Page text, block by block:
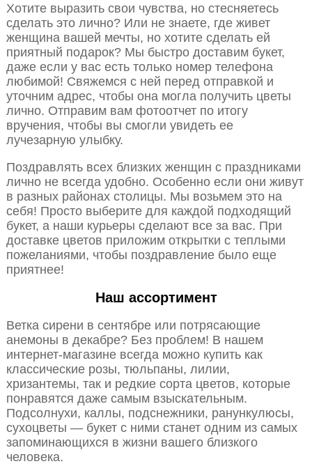
Хотите выразить свои чувства, но стесняетесь
сделать это лично? Или не знаете, где живет
женщина вашей мечты, но хотите сделать ей
приятный подарок? Мы быстро доставим букет,
даже если у вас есть только номер телефона
любимой! Свяжемся с ней перед отправкой и
уточним адрес, чтобы она могла получить цветы
лично. Отправим вам фотоотчет по итогу
вручения, чтобы вы смогли увидеть ее
лучезарную улыбку.
Поздравлять всех близких женщин с праздниками
лично не всегда удобно. Особенно если они живут
в разных районах столицы. Мы возьмем это на
себя! Просто выберите для каждой подходящий
букет, а наши курьеры сделают все за вас. При
доставке цветов приложим открытки с теплыми
пожеланиями, чтобы поздравление было еще
приятнее!
Наш ассортимент
Ветка сирени в сентябре или потрясающие
анемоны в декабре? Без проблем! В нашем
интернет-магазине всегда можно купить как
классические розы, тюльпаны, лилии,
хризантемы, так и редкие сорта цветов, которые
понравятся даже самым взыскательным.
Подсолнухи, каллы, подснежники, ранункулюсы,
сухоцветы — букет с ними станет одним из самых
запоминающихся в жизни вашего близкого
человека.